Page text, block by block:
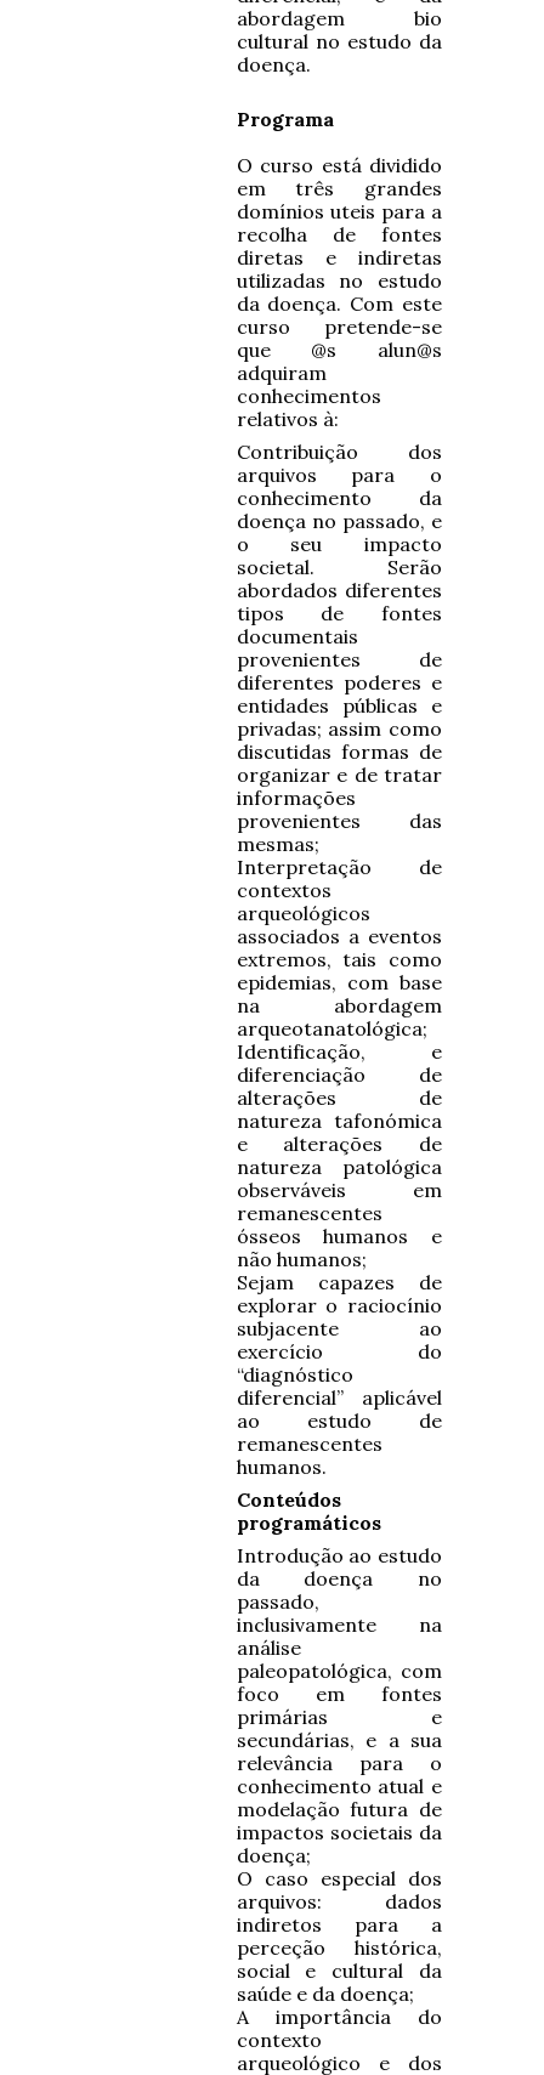
abordagem bio
cultural no estudo da
doença.
Programa
O curso está dividido
em três grandes
domínios uteis para a
recolha de fontes
diretas e indiretas
utilizadas no estudo
da doença. Com este
curso pretende-se
que @s alun@s
adquiram
conhecimentos
relativos à:
Contribuição dos
arquivos para o
conhecimento da
doença no passado, e
o seu impacto
societal. Serão
abordados diferentes
tipos de fontes
documentais
provenientes de
diferentes poderes e
entidades públicas e
privadas; assim como
discutidas formas de
organizar e de tratar
informações
provenientes das
mesmas;
Interpretação de
contextos
arqueológicos
associados a eventos
extremos, tais como
epidemias, com base
na abordagem
arqueotanatológica;
Identificação, e
diferenciação de
alterações de
natureza tafonómica
e alterações de
natureza patológica
observáveis em
remanescentes
ósseos humanos e
não humanos;
Sejam capazes de
explorar o raciocínio
subjacente ao
exercício do
“diagnóstico
diferencial” aplicável
ao estudo de
remanescentes
humanos.
Conteúdos
programáticos
Introdução ao estudo
da doença no
passado,
inclusivamente na
análise
paleopatológica, com
foco em fontes
primárias e
secundárias, e a sua
relevância para o
conhecimento atual e
modelação futura de
impactos societais da
doença;
O caso especial dos
arquivos: dados
indiretos para a
perceção histórica,
social e cultural da
saúde e da doença;
A importância do
contexto
arqueológico e dos